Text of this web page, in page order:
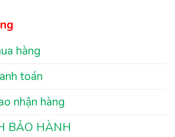
hàng
toán
nhận hàng
BẢO HÀNH